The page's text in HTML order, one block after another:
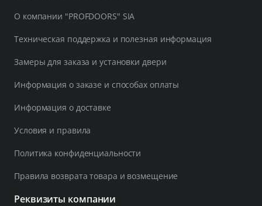
О компании "PROFDOORS" SIA
Техническая поддержка и полезная информация
Замеры для заказа и установки двери
Информация о заказе и способах оплаты
Информация о доставке
Условия и правила
Политика конфиденциальности
Правила возврата товара и возмещение
Реквизиты компании